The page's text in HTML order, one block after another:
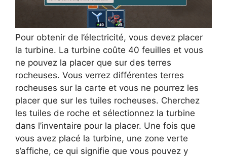
Pour obtenir de l’électricité, vous devez placer
la turbine. La turbine coûte 40 feuilles et vous
ne pouvez la placer que sur des terres
rocheuses. Vous verrez différentes terres
rocheuses sur la carte et vous ne pourrez les
placer que sur les tuiles rocheuses. Cherchez
les tuiles de roche et sélectionnez la turbine
dans l’inventaire pour la placer. Une fois que
vous avez placé la turbine, une zone verte
s’affiche, ce qui signifie que vous pouvez y